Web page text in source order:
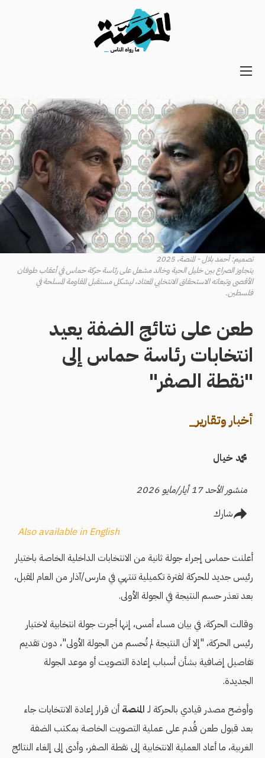
Main
Secondary
Navigation
تصميم: أحمد بلال - المنصة، 2025
يتجاوز الصراع بين خليل الحية وخالد مشعل على رئاسة حركة حماس في أعقاب طوفان
الأقصى وتبعاته الاستحقاق الانتخابي المعتاد، ليشكل مستقبل المقاومة المسلحة في
فلسطين.
طعن على نتائج الضفة يعيد
انتخابات رئاسة حماس إلى
"نقطة الصفر"
أخبار وتقارير_
محمد خيال
منشور الأحد 17 أيار/مايو 2026
شارك
Also available in English
أعلنت حماس إجراء جولة ثانية من الانتخابات الداخلية الخاصة باختيار
رئيس جديد للحركة لفترة تكميلية تنتهي في مارس/آذار من العام المقبل،
بعد تعذر حسم النتيجة في الجولة الأولى.
وقالت الحركة، في بيان مساء أمس، إنها أجرت جولة انتخابية لاختيار
رئيس الحركة، "إلا أن النتيجة لم تُحسم من الجولة الأولى"، دون تقديم
تفاصيل إضافية بشأن أسباب إعادة التصويت أو موعد الجولة
الجديدة.
وأوضح مصدر قيادي بالحركة لـ المنصة أن قرار إعادة الانتخابات جاء
بعد قبول طعن قُدم على عملية التصويت الخاصة بمكتب الضفة
الغربية، ما أعاد العملية الانتخابية إلى نقطة الصفر، وأدى إلى إلغاء النتائج